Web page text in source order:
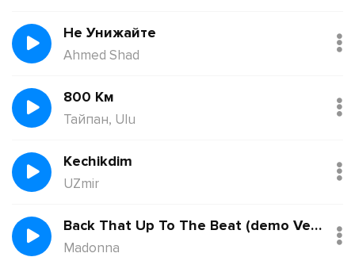
Не Унижайте
Ahmed Shad
800 Км
Тайпан, Ulu
Kechikdim
UZmir
Back That Up To The Beat (demo Version)
Madonna